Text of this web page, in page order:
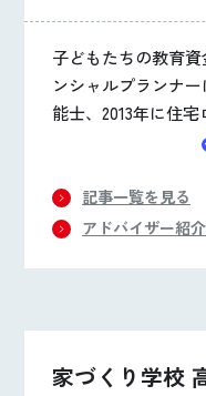
子どもたちの教育
ンシャルプランナ
能士、2013年に住
得。暮らしのお金
見直し」です。2017
格を生かした家づく
記事一覧を見る
アドバイザー紹
家づくり学校